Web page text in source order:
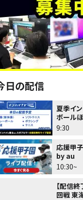
日の配信
夏季イ
ボール
9:30
応援甲
by au
10:30~
【配信
回戦 東